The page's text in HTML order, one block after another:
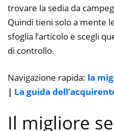
trovare la sedia da
Quindi tieni solo a mente
sfoglia l’articolo e scegli
di controllo.
Navigazione rapida: la
| La guida
Il migliore